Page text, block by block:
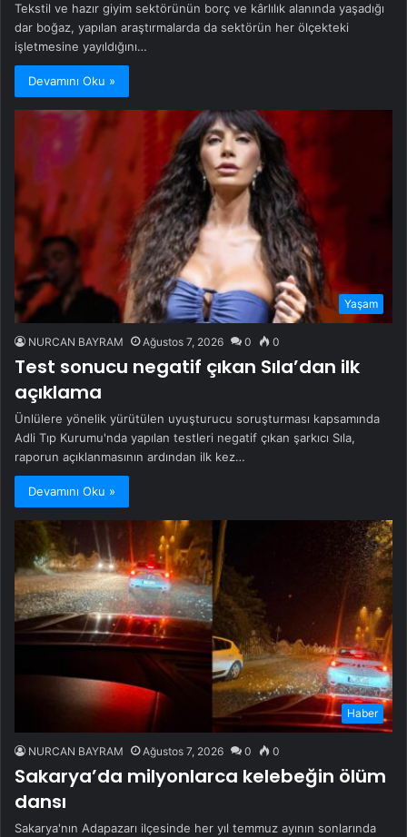
Tekstil ve hazır giyim sektörünün borç ve kârlılık alanında yaşadığı
dar boğaz, yapılan araştırmalarda da sektörün her ölçekteki
işletmesine yayıldığını…
Devamını Oku »
Yaşam
NURCAN BAYRAM Ağustos 7, 2026 0 0
Test sonucu negatif çıkan Sıla’dan ilk
açıklama
Ünlülere yönelik yürütülen uyuşturucu soruşturması kapsamında
Adli Tıp Kurumu'nda yapılan testleri negatif çıkan şarkıcı Sıla,
raporun açıklanmasının ardından ilk kez…
Devamını Oku »
Haber
NURCAN BAYRAM Ağustos 7, 2026 0 0
Sakarya’da milyonlarca kelebeğin ölüm
dansı
Sakarya'nın Adapazarı ilçesinde her yıl temmuz ayının sonlarında